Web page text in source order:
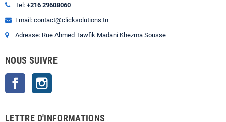
Tel: +216 29608060
Email: contact@clicksolutions.tn
Adresse: Rue Ahmed Tawfik Madani Khezma Sousse
NOUS SUIVRE
Facebook
LETTRE D'INFORMATIONS